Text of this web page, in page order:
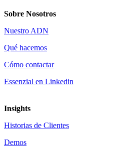
Sobre Nosotros
Nuestro ADN
Qué hacemos
Cómo contactar
Essenzial en Linkedin
Insights
Historias de Clientes
Demos